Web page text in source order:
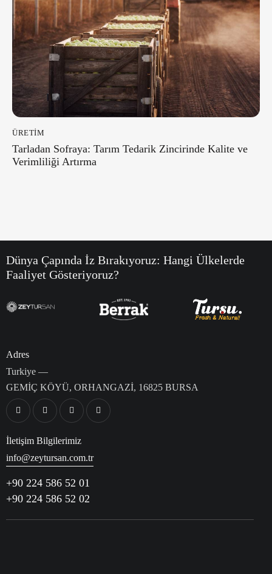
ÜRETIM
Tarladan Sofraya: Tarım Tedarik Zincirinde Kalite ve
Verimliliği Artırma
Dünya Çapında İz Bırakıyoruz: Hangi Ülkelerde
Faaliyet Gösteriyoruz?
Adres
Turkiye —
GEMİÇ KÖYÜ, ORHANGAZİ, 16825 BURSA
İletişim Bilgilerimiz
info@zeytursan.com.tr
+90 224 586 52 01
+90 224 586 52 02